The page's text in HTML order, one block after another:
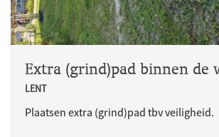
Extra (grind)pad binnen de
LENT
Plaatsen extra (grind)pad tbv veiligheid.